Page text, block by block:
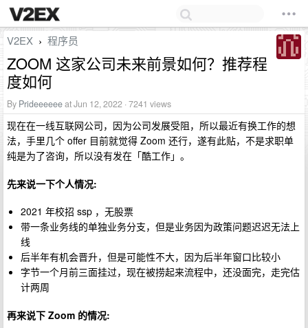
V2EX › 程序员
ZOOM 这家公司未来前景如何？推荐程
度如何
By Prideeeeeeat Jun 12, 2022 · 7241 views
现在在一线互联网公司，因为公司发展受阻，所以最近有换工作的想
法，手里几个 offer 目前就觉得 Zoom 还行，遂有此贴，不是求职单
纯是为了咨询，所以没有发在「酷工作」。
先来说一下个人情况:
2021 年校招 ssp ，无股票
带一条业务线的单独业务分支，但是业务因为政策问题迟迟无法上
线
后半年有机会晋升，但是可能性不大，因为后半年窗口比较小
字节一个月前三面挂过，现在被捞起来流程中，还没面完，走完估
计两周
再来说下 Zoom 的情况: